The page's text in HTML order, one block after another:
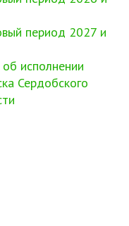
период 2027 и
исполнении
Сердобского